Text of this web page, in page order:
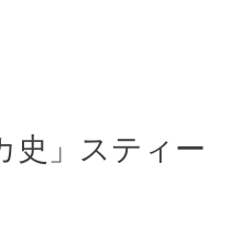
史」スティー